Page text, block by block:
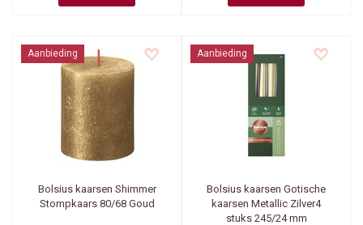
Aanbieding
Bolsius kaarsen Shimmer
Stompkaars 80/68 Goud
Aanbieding
Bolsius kaarsen Gotische
kaarsen Metallic Zilver4
stuks 245/24 mm